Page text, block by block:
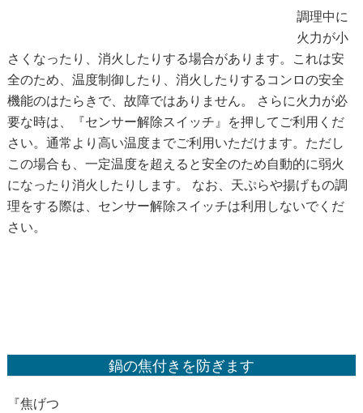
調理中に
火力が小
さくなったり、消火したりする場合があります。これは安
全のため、温度制御したり、消火したりするコンロの安全
機能のはたらきで、故障ではありません。 さらに火力が必
要な時は、『センサー解除スイッチ』を押してご利用くだ
さい。通常より高い温度までご利用いただけます。ただし
この場合も、一定温度を超えると安全のため自動的に弱火
になったり消火したりします。 なお、天ぷらや揚げもの調
理をする際は、センサー解除スイッチは利用しないでくだ
さい。
鍋の焦付きを防ぎます
『焦げつ